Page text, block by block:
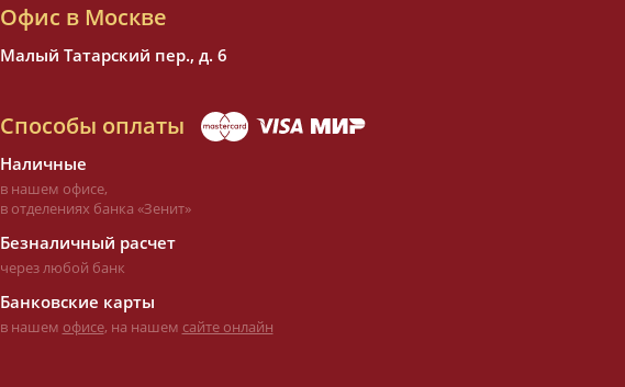
Офис в Москве
Малый Татарский пер., д. 6
Способы оплаты
Наличные
в нашем офисе,
в отделениях банка «Зенит»
Безналичный расчет
через любой банк
Банковские карты
в нашем офисе, на нашем сайте онлайн